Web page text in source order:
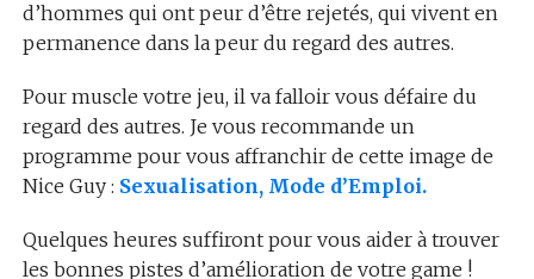
d’hommes qui ont peur d’être rejetés, qui vivent en
permanence dans la peur du regard des autres.
Pour muscle votre jeu, il va falloir vous défaire du
regard des autres. Je vous recommande un
programme pour vous affranchir de cette image de
Nice Guy : Sexualisation, Mode d’Emploi.
Quelques heures suffiront pour vous aider à trouver
les bonnes pistes d’amélioration de votre game !